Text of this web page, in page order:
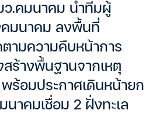
ว.คมนาคม นำทีมผู้
คมนาคม ลงพื้นที่
ามความคืบหน้าการ
ร้างพื้นฐานจากเหตุ
ร้อมประกาศเดินหน้ายก
นาคมเชื่อม 2 ฝั่งทะเล